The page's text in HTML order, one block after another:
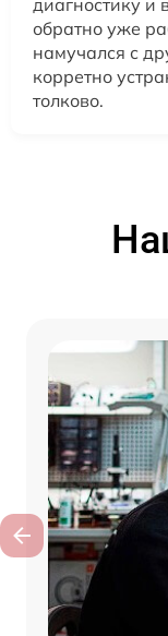
диагностику и
обратно уже
намучался с
корретно
толково.